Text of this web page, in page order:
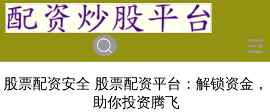
股票配资安全 股票配资平台：解锁资金，
助你投资腾飞